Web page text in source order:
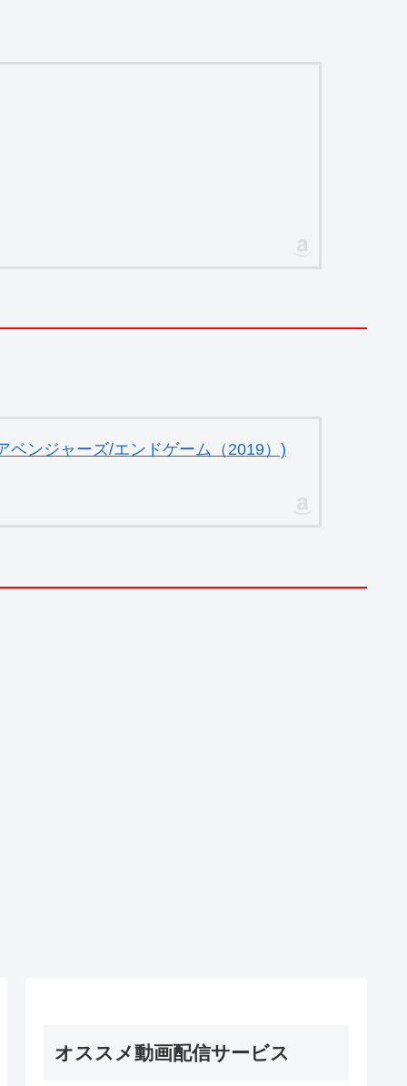
ベンジャーズ/エンドゲーム（2019）)
オススメ動画配信サービス